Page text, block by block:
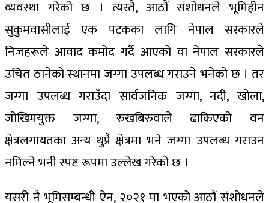
व्यवस्था गरेको छ । त्यस्तै, आठौं संशोधनले भूमिहीन
सुकुमवासीलाई एक पटकका लागि नेपाल सरकारले
निजहरूले आवाद कमोद गर्दै आएको वा नेपाल सरकारले
उचित ठानेको स्थानमा जग्गा उपलब्ध गराउने भनेको छ । तर
जग्गा उपलब्ध गराउँदा सार्वजनिक जग्गा, नदी, खोला,
जोखिमयुक्त जग्गा, रुखबिरुवाले ढाकिएको वन
क्षेत्रलगायतका अन्य थुप्रै क्षेत्रमा भने जग्गा उपलब्ध गराउन
नमिल्ने भनी स्पष्ट रूपमा उल्लेख गरेको छ ।
यसरी नै भूमिसम्बन्धी ऐन, २०२१ मा भएको आठौं संशोधनले